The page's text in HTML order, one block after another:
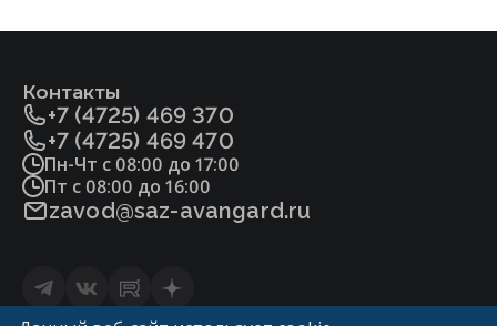
Контакты
+7 (4725) 469 370
+7 (4725) 469 470
Пн-Чт с 08:00 до 17:00
Пт с 08:00 до 16:00
zavod@saz-avangard.ru